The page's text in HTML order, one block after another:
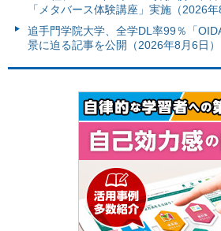
「メタバース体験講座」実施（2026年
追手門学院大学、全学DL率99％「
景に迫る記事を公開（2026年8月6日）